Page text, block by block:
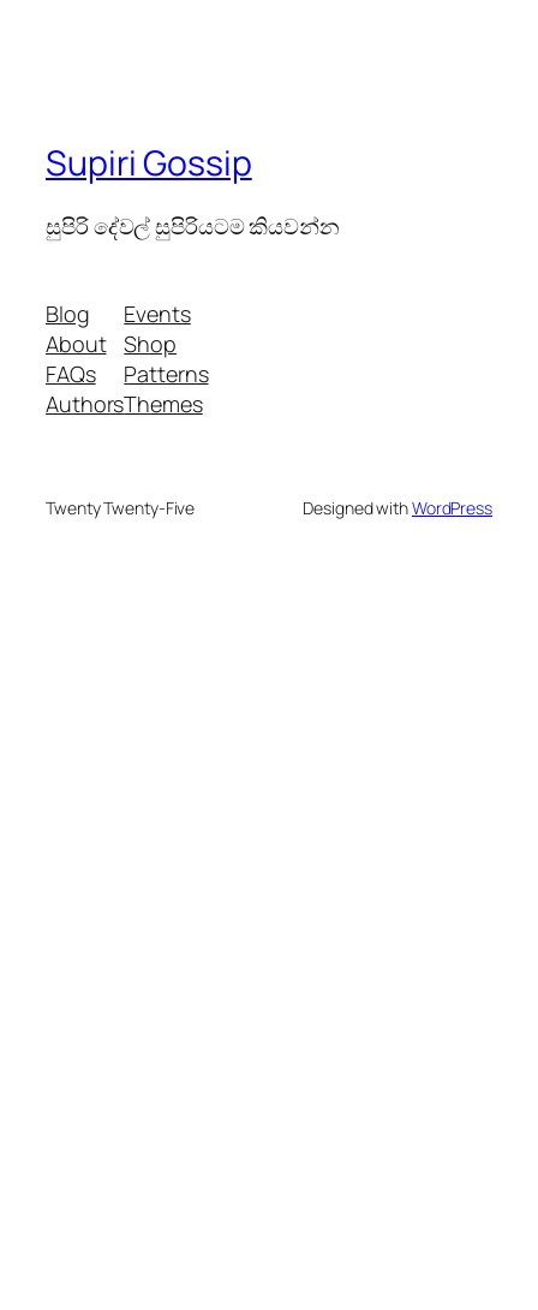
Supiri Gossip
සුපිරි දේවල් සුපිරියටම කියවන්න
Blog
About
FAQs
Authors
Events
Shop
Patterns
Themes
Twenty Twenty-Five Designed withWordPress